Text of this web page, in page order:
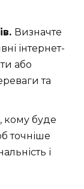
Визначте
інтернет-
або
та
кому буде
точніше
і